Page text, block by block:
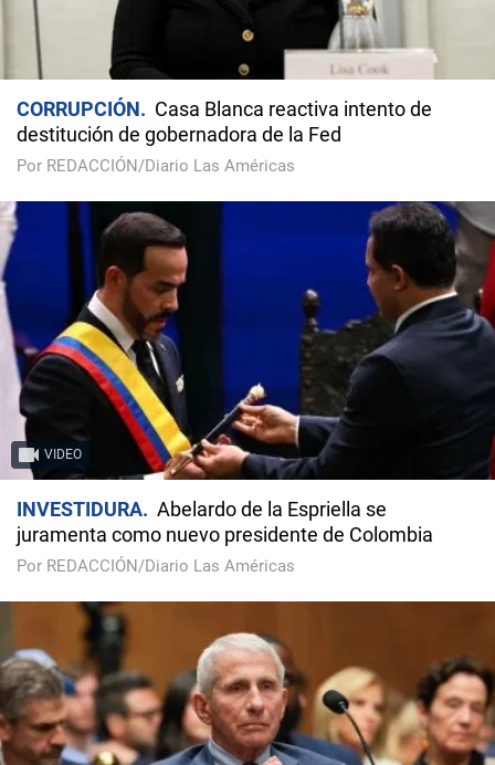
CORRUPCIÓN
Casa Blanca reactiva intento de
destitución de gobernadora de la Fed
Por REDACCIÓN/Diario Las Américas
VIDEO
INVESTIDURA
Abelardo de la Espriella se
juramenta como nuevo presidente de Colombia
Por REDACCIÓN/Diario Las Américas